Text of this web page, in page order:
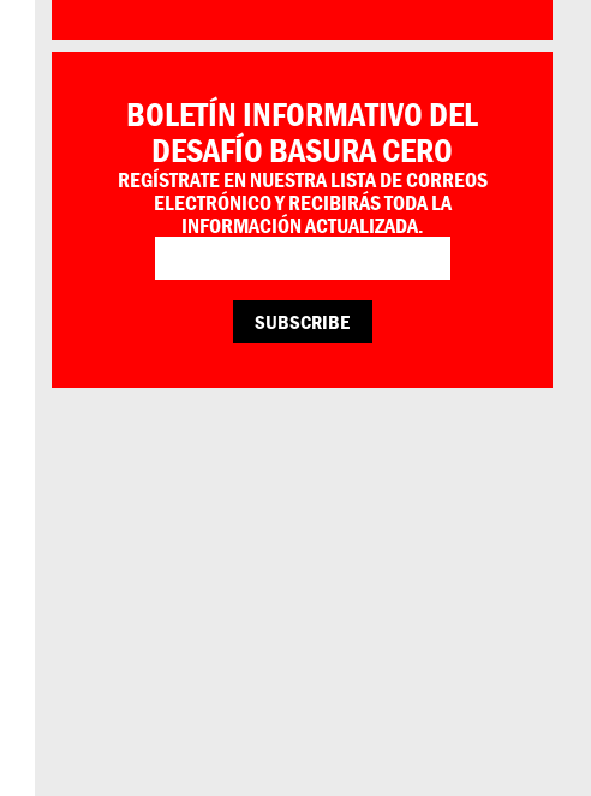
BOLETÍN INFORMATIVO DEL
DESAFÍO BASURA CERO
REGÍSTRATE EN NUESTRA LISTA DE CORREOS
ELECTRÓNICO Y RECIBIRÁS TODA LA
INFORMACIÓN ACTUALIZADA.